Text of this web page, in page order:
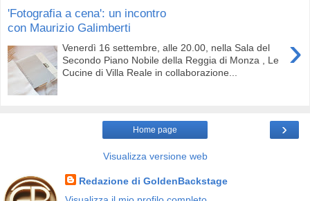
'Fotografia a cena': un incontro
con Maurizio Galimberti
›
Venerdì 16 settembre, alle 20.00, nella Sala del
Secondo Piano Nobile della Reggia di Monza , Le
Cucine di Villa Reale in collaborazione...
›
Home page
Visualizza versione web
Redazione di GoldenBackstage